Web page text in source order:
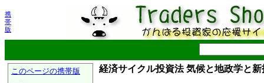
携
帯
版
このページの携帯版
経済サイクル投資法 気候と地政学と